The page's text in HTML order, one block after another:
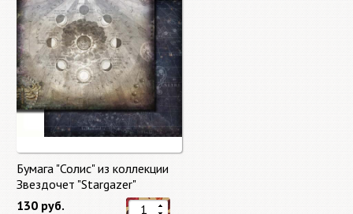
Бумага "Солис" из коллекции
Звездочет "Stargazer"
130 руб.